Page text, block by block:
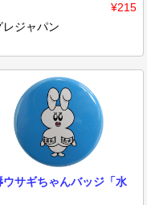
¥215
レジャパン
ウサギちゃんバッジ「水